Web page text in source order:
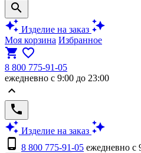
search
auto_awesome Изделие на заказ auto_awesome
Моя корзина Избранное
shopping_cart favorite_border
8 800 775-91-05
ежедневно с 9:00 до 23:00
keyboard_arrow_up
phone
auto_awesome Изделие на заказ auto_awesome
phone_android 8 800 775-91-05 ежедневно с